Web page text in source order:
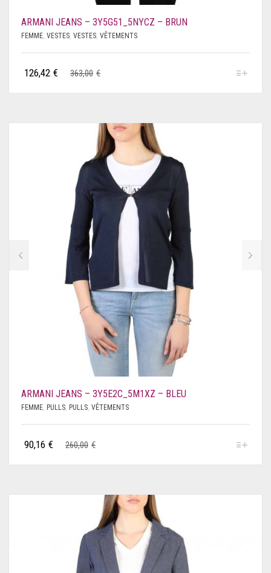
ARMANI JEANS – 3Y5G51_5NYCZ – BRUN
FEMME, VESTES, VESTES, VÊTEMENTS
363,00 €
126,42 €
ARMANI JEANS – 3Y5E2C_5M1XZ – BLEU
FEMME, PULLS, PULLS, VÊTEMENTS
260,00 €
90,16 €